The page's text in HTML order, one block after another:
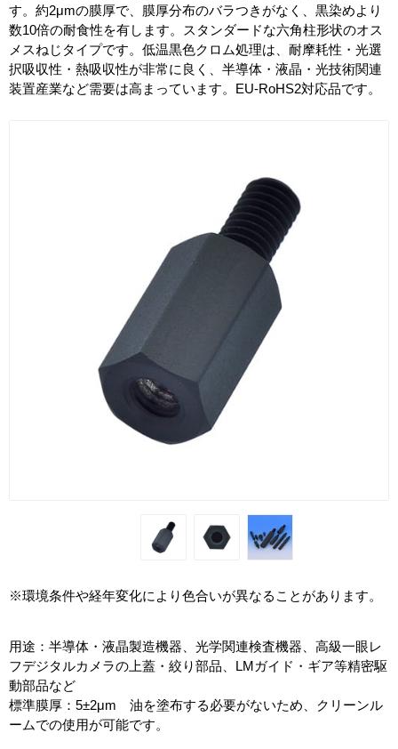
す。約2μmの膜厚で、膜厚分布のバラつきがなく、黒染めより
数10倍の耐食性を有します。スタンダードな六角柱形状のオス
メスねじタイプです。低温黒色クロム処理は、耐摩耗性・光選
択吸収性・熱吸収性が非常に良く、半導体・液晶・光技術関連
装置産業など需要は高まっています。EU-RoHS2対応品です。
※環境条件や経年変化により色合いが異なることがあります。
用途：半導体・液晶製造機器、光学関連検査機器、高級一眼レ
フデジタルカメラの上蓋・絞り部品、LMガイド・ギア等精密駆
動部品など
標準膜厚：5±2μm 油を塗布する必要がないため、クリーンル
ームでの使用が可能です。